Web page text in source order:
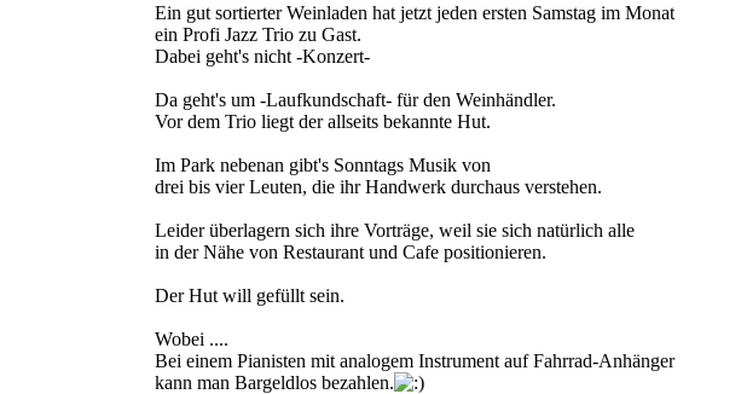
Ein gut sortierter Weinladen hat jetzt jeden ersten Samstag im Monat
ein Profi Jazz Trio zu Gast.
Dabei geht's nicht -Konzert-
Da geht's um -Laufkundschaft- für den Weinhändler.
Vor dem Trio liegt der allseits bekannte Hut.
Im Park nebenan gibt's Sonntags Musik von
drei bis vier Leuten, die ihr Handwerk durchaus verstehen.
Leider überlagern sich ihre Vorträge, weil sie sich natürlich alle
in der Nähe von Restaurant und Cafe positionieren.
Der Hut will gefüllt sein.
Wobei ....
Bei einem Pianisten mit analogem Instrument auf Fahrrad-Anhänger
kann man Bargeldlos bezahlen.